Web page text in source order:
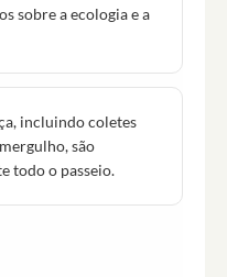
sobre a ecologia e a
incluindo coletes
são
todo o passeio.